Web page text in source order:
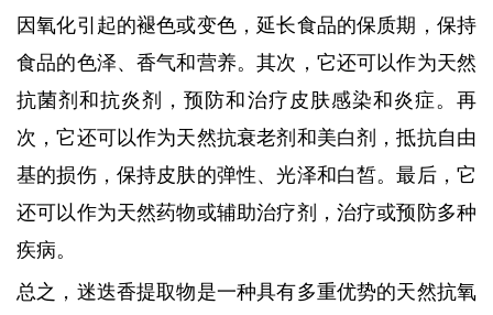
因氧化引起的褪色或变色，延长食品的保质期，保持
食品的色泽、香气和营养。其次，它还可以作为天然
抗菌剂和抗炎剂，预防和治疗皮肤感染和炎症。再
次，它还可以作为天然抗衰老剂和美白剂，抵抗自由
基的损伤，保持皮肤的弹性、光泽和白皙。最后，它
还可以作为天然药物或辅助治疗剂，治疗或预防多种
疾病。
总之，迷迭香提取物是一种具有多重优势的天然抗氧